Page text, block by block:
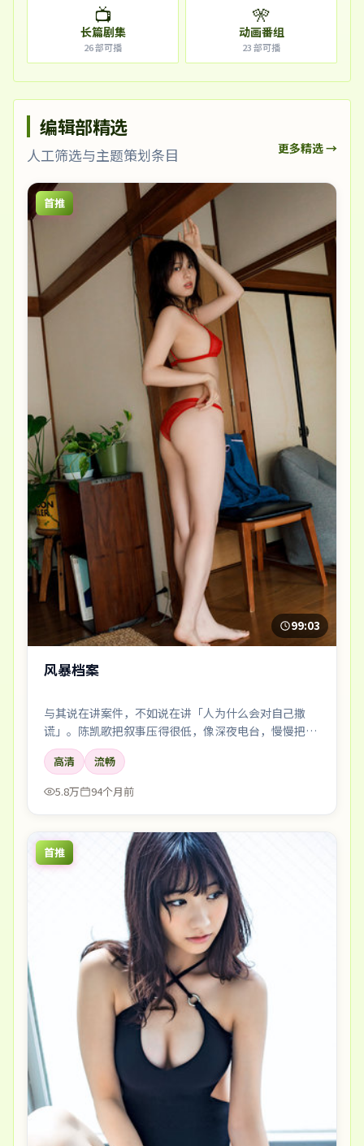
📺
长篇剧集
26部可播
🎌
动画番组
23部可播
编辑部精选
人工筛选与主题策划条目 更多精选 →
首推
99:03
风暴档案
与其说在讲案件，不如说在讲「人为什么会对自己撒
谎」。陈凯歌把叙事压得很低，像深夜电台，慢慢把听
众引进雾里。
高清
流畅
5.8万
94个月前
首推